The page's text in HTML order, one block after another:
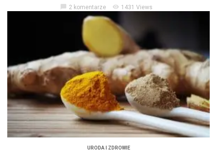
2 komentarze visibility 1431 Views
URODA I ZDROWIE